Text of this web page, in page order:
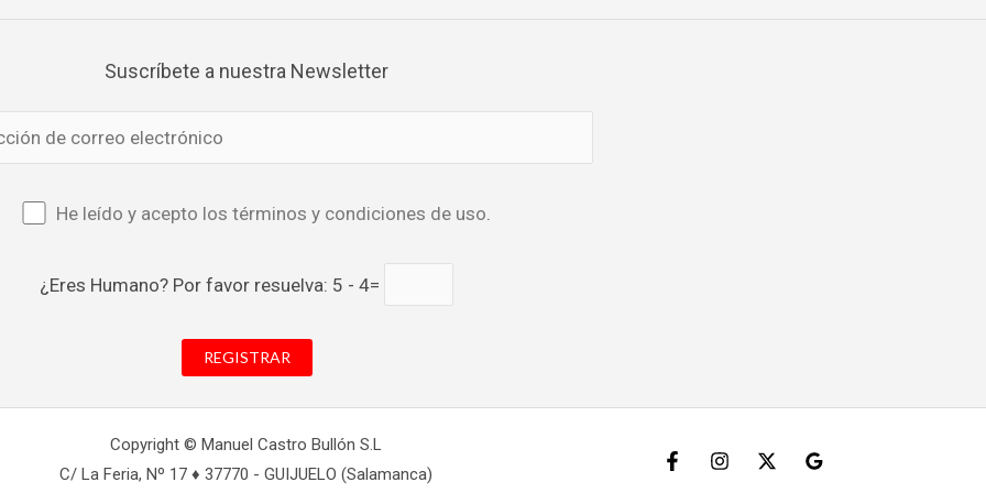
Suscríbete a nuestra Newsletter
He leído y acepto los términos y condiciones de uso.
¿Eres Humano? Por favor resuelva: 5 - 4=
Copyright © Manuel Castro Bullón S.L
C/ La Feria, Nº 17 ♦ 37770 - GUIJUELO (Salamanca)